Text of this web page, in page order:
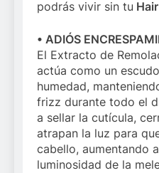
podrás vivir sin tu
• ADIÓS
El Extracto de
actúa como un
humedad,
frizz durante todo el
a sellar la cutícula,
atrapan la luz para
cabello, aumentando
luminosidad de la